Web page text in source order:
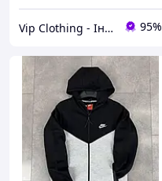
Vip Clothing - Інтернет магазин брендового одягу 95%